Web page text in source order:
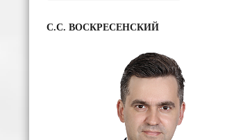
С.С. ВОСКРЕСЕНСКИЙ